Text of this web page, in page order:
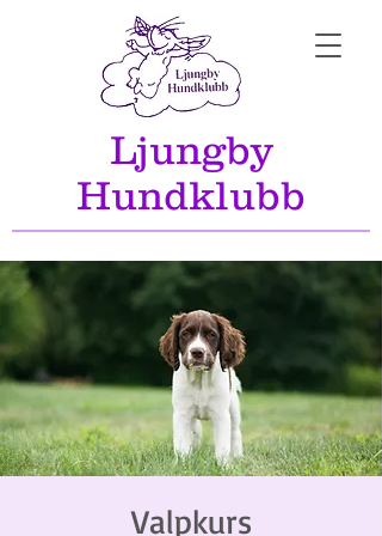
Ljungby
Hundklubb
Valpkurs